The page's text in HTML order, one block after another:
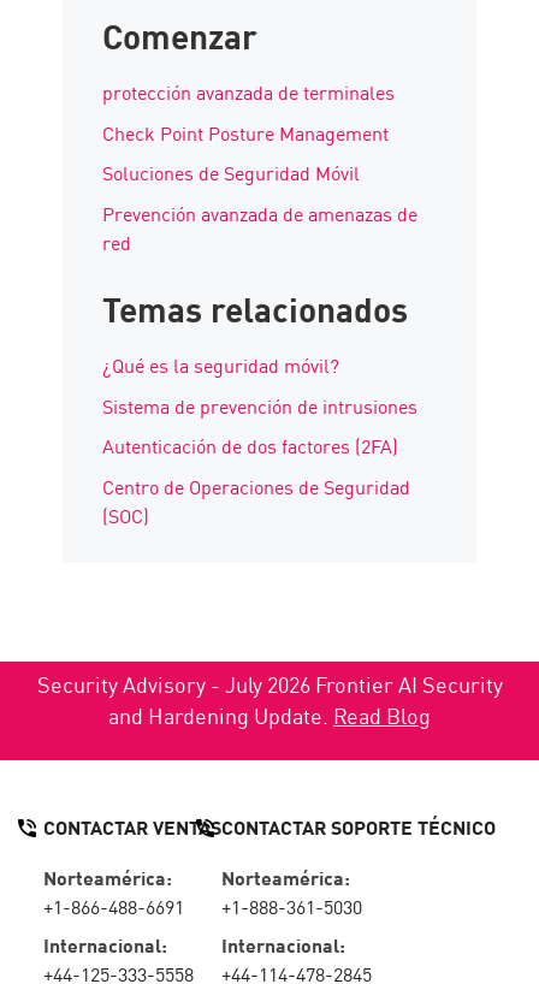
Comenzar
protección avanzada de terminales
Check Point Posture Management
Soluciones de Seguridad Móvil
Prevención avanzada de amenazas de
red
Temas relacionados
¿Qué es la seguridad móvil?
Sistema de prevención de intrusiones
Autenticación de dos factores (2FA)
Centro de Operaciones de Seguridad
(SOC)
Security Advisory - July 2026 Frontier AI Security
and Hardening Update. Read Blog
CONTACTAR VENTAS
Norteamérica:
+1-866-488-6691
Internacional:
+44-125-333-5558
CONTACTAR SOPORTE TÉCNICO
Norteamérica:
+1-888-361-5030
Internacional:
+44-114-478-2845